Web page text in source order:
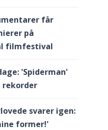
får
på
filmfestival
'Spiderman'
rekorder
svarer igen:
former!'